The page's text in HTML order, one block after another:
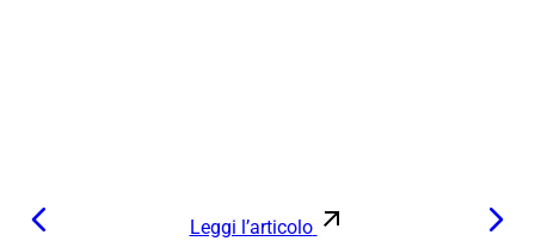
Leggi l’articolo